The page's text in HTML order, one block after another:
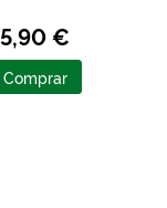
5,90 €
Comprar